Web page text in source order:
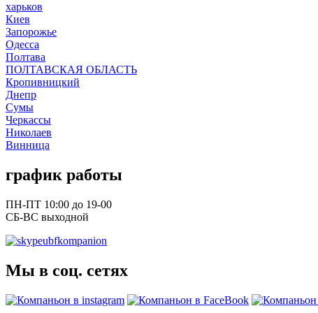
харьков
Киев
Запорожье
Одесса
Полтава
ПОЛТАВСКАЯ ОБЛАСТЬ
Кропивницкий
Днепр
Сумы
Черкассы
Николаев
Винница
график работы
ПН-ПТ 10:00 до 19-00
СБ-ВС выходной
ubfkompanion
Мы в соц. сетях